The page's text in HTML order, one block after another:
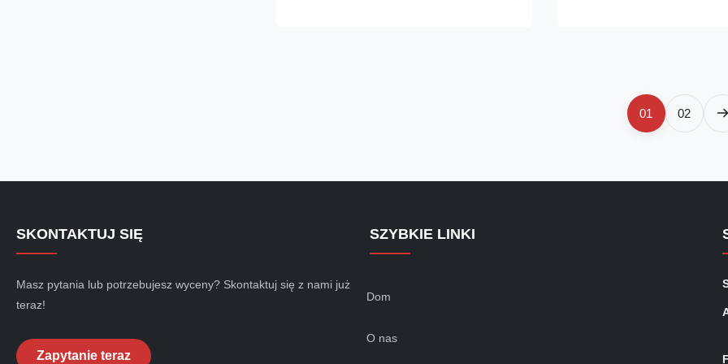
01 02
SKONTAKTUJ SIĘ
Masz pytania lub potrzebujesz wyceny? Skontaktuj się z nami już
teraz!
Zapytanie teraz
SZYBKIE LINKI
Dom
O nas